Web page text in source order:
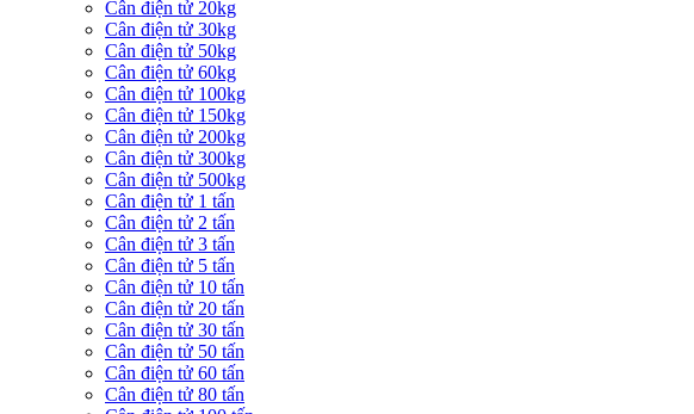
Cân điện tử 20kg
Cân điện tử 30kg
Cân điện tử 50kg
Cân điện tử 60kg
Cân điện tử 100kg
Cân điện tử 150kg
Cân điện tử 200kg
Cân điện tử 300kg
Cân điện tử 500kg
Cân điện tử 1 tấn
Cân điện tử 2 tấn
Cân điện tử 3 tấn
Cân điện tử 5 tấn
Cân điện tử 10 tấn
Cân điện tử 20 tấn
Cân điện tử 30 tấn
Cân điện tử 50 tấn
Cân điện tử 60 tấn
Cân điện tử 80 tấn